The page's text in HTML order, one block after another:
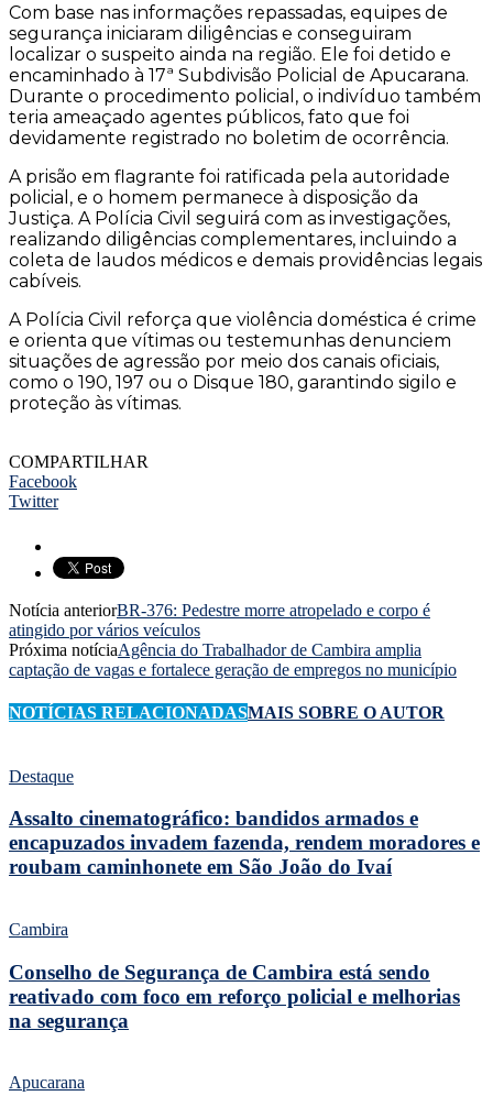
Com base nas informações repassadas, equipes de
segurança iniciaram diligências e conseguiram
localizar o suspeito ainda na região. Ele foi detido e
encaminhado à 17ª Subdivisão Policial de Apucarana.
Durante o procedimento policial, o indivíduo também
teria ameaçado agentes públicos, fato que foi
devidamente registrado no boletim de ocorrência.
A prisão em flagrante foi ratificada pela autoridade
policial, e o homem permanece à disposição da
Justiça. A Polícia Civil seguirá com as investigações,
realizando diligências complementares, incluindo a
coleta de laudos médicos e demais providências legais
cabíveis.
A Polícia Civil reforça que violência doméstica é crime
e orienta que vítimas ou testemunhas denunciem
situações de agressão por meio dos canais oficiais,
como o 190, 197 ou o Disque 180, garantindo sigilo e
proteção às vítimas.
COMPARTILHAR
Facebook
Twitter
Notícia anteriorBR-376: Pedestre morre atropelado e corpo é
atingido por vários veículos
Próxima notíciaAgência do Trabalhador de Cambira amplia
captação de vagas e fortalece geração de empregos no município
NOTÍCIAS RELACIONADASMAIS SOBRE O AUTOR
Destaque
Assalto cinematográfico: bandidos armados e
encapuzados invadem fazenda, rendem moradores e
roubam caminhonete em São João do Ivaí
Cambira
Conselho de Segurança de Cambira está sendo
reativado com foco em reforço policial e melhorias
na segurança
Apucarana